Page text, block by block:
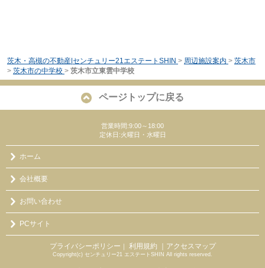
茨木・高槻の不動産|センチュリー21エステートSHIN > 周辺施設案内 > 茨木市
> 茨木市の中学校 > 茨木市立東雲中学校
ページトップに戻る
営業時間:9:00～18:00
定休日:火曜日・水曜日
ホーム
会社概要
お問い合わせ
PCサイト
プライバシーポリシー ｜ 利用規約 ｜アクセスマップ
Copyright(c) センチュリー21 エステートSHIN All rights reserved.